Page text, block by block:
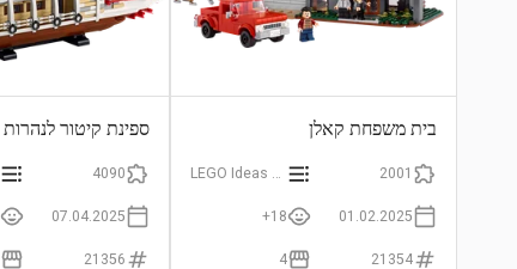
בית משפחת קאלן
2001
01.02.2025
18+
21354
4
ספינת קיטור לנהרות
4090
07.04.2025
21356